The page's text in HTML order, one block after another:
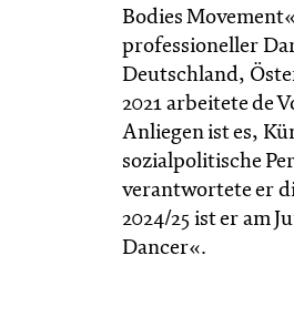
Bodies
professioneller
Deutschland,
2021 arbeitete de
Anliegen ist es,
sozialpolitische
verantwortete er
2024/25 ist er am
Dancer«.